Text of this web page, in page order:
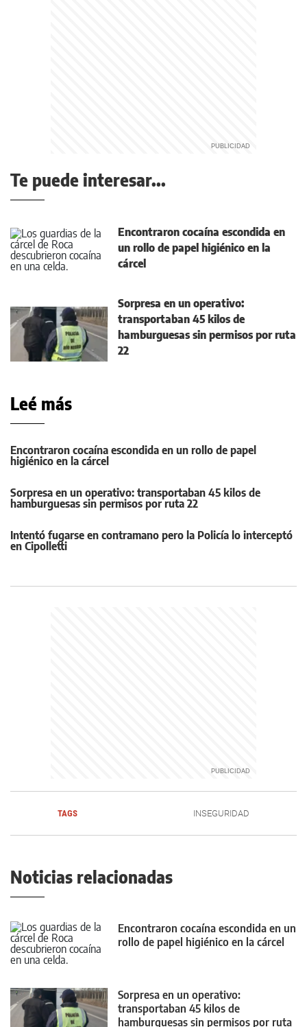
Te puede interesar...
Encontraron cocaína escondida en
un rollo de papel higiénico en la
cárcel
Sorpresa en un operativo:
transportaban 45 kilos de
hamburguesas sin permisos por ruta
22
Leé más
Encontraron cocaína escondida en un rollo de papel
higiénico en la cárcel
Sorpresa en un operativo: transportaban 45 kilos de
hamburguesas sin permisos por ruta 22
Intentó fugarse en contramano pero la Policía lo interceptó
en Cipolletti
TAGS INSEGURIDAD
Noticias relacionadas
Encontraron cocaína escondida en un
rollo de papel higiénico en la cárcel
Sorpresa en un operativo:
transportaban 45 kilos de
hamburguesas sin permisos por ruta